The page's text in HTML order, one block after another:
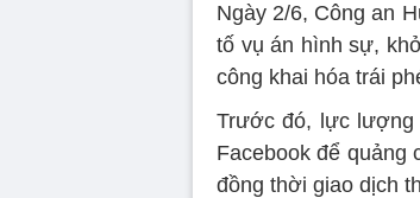
Ngày 2/6, Công an
tố vụ án hình sự,
công khai hóa trái
Trước đó, lực lượng
Facebook để quảng
đồng thời giao dịch